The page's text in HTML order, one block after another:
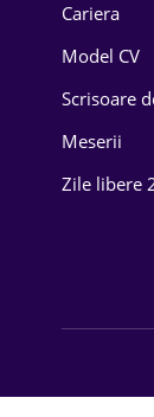
Cariera
Model CV
Scrisoare
Meserii
Zile libere